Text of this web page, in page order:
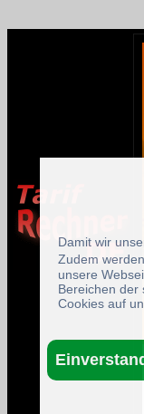
Damit wir
Zudem
unsere
Bereichen der
Cookies auf